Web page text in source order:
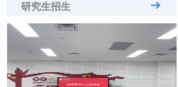
研究生招生